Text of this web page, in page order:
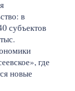
в
субъектов
где
новые